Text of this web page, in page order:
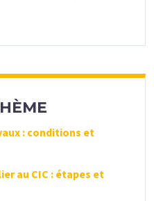
: conditions et
au CIC : étapes et